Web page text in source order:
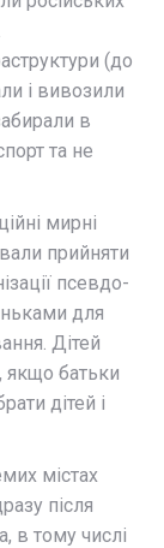
(до
і вивозили
в
та не
мирні
прийняти
псевдо-
для
Дітей
якщо батьки
дітей і
містах
після
в тому числі